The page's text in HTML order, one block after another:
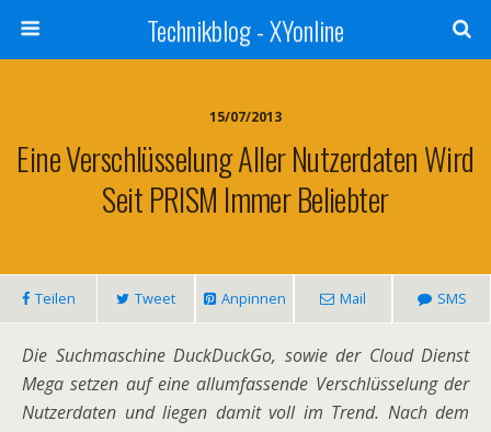
Technikblog - XYonline
15/07/2013
Eine Verschlüsselung Aller Nutzerdaten Wird
Seit PRISM Immer Beliebter
Teilen Tweet Anpinnen Mail SMS
Die Suchmaschine DuckDuckGo, sowie der Cloud Dienst
Mega setzen auf eine allumfassende Verschlüsselung der
Nutzerdaten und liegen damit voll im Trend. Nach dem